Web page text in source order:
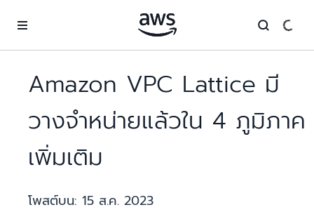
Amazon VPC Lattice มี
วางจำหน่ายแล้วใน 4 ภูมิภาค
เพิ่มเติม
โพสต์บน: 15 ส.ค. 2023